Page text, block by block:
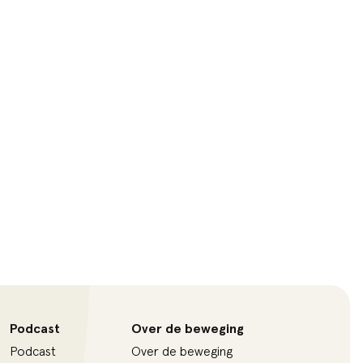
Podcast
Podcast
Over de beweging
Over de beweging